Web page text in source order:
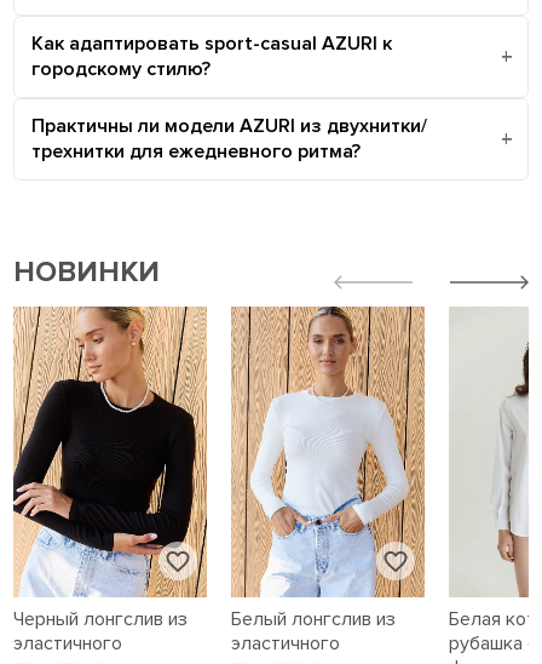
Как адаптировать sport-casual AZURI к
городскому стилю?
Практичны ли модели AZURI из двухнитки/
трехнитки для ежедневного ритма?
НОВИНКИ
Черный лонгслив из
эластичного
Белый лонгслив из
эластичного
Белая
рубашка с